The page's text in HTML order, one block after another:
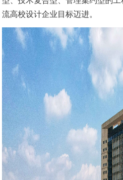
流高校设计企业目标迈进。